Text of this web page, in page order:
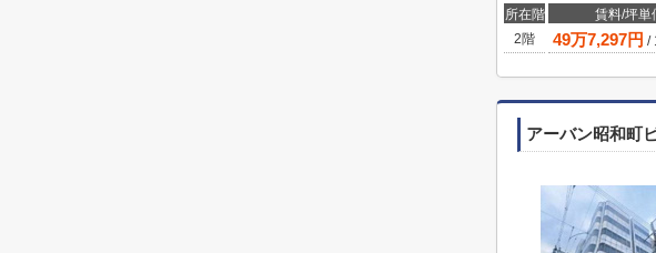
所在階 賃料/坪単
2階
49万7,297円 /
アーバン昭和町